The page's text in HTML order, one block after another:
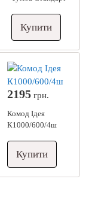
Купити
2195 грн.
Комод Ідея
К1000/600/4ш
Купити